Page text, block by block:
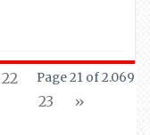
Page 21 of 2.069
22
23
»